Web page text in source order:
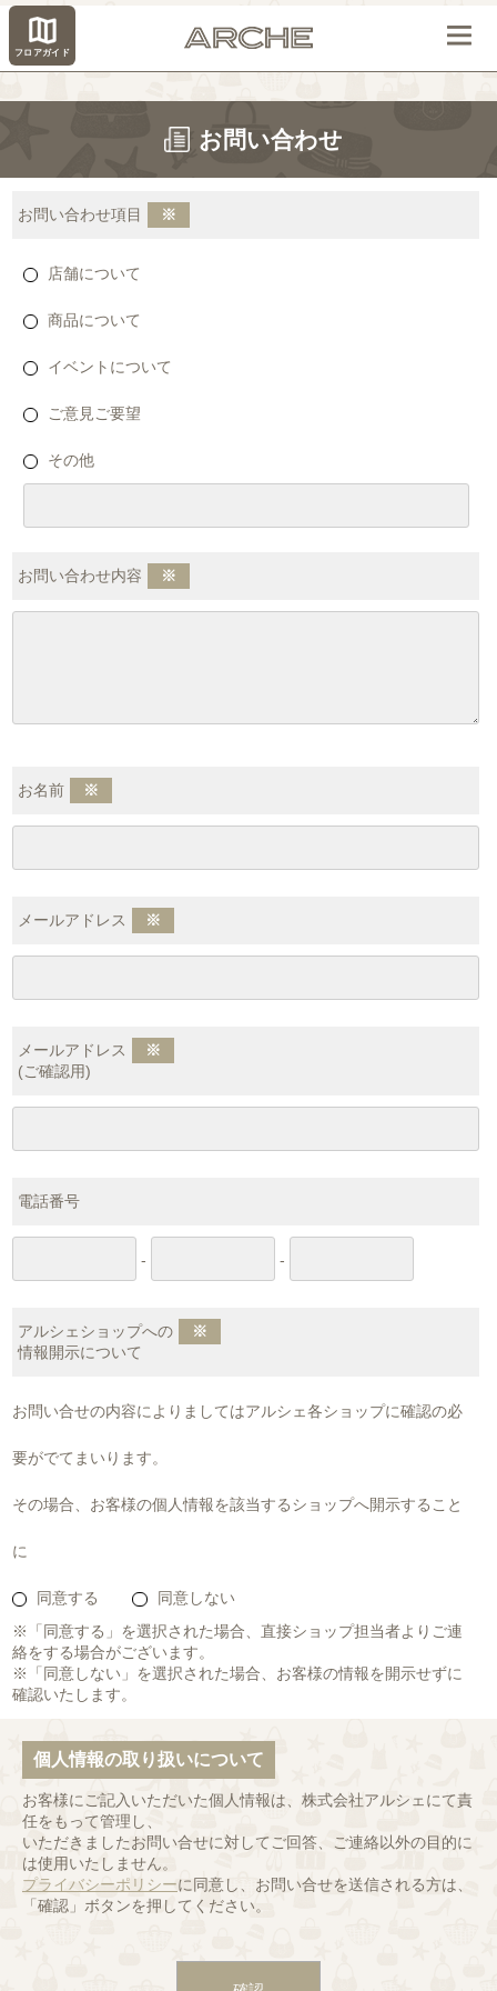
フロアガイド
お問い合わせ
お問い合わせ項目 ※
店舗について
商品について
イベントについて
ご意見ご要望
その他
お問い合わせ内容 ※
お名前 ※
メールアドレス ※
メールアドレス
(ご確認用)
※
電話番号
- -
アルシェショップへの
情報開示について
※
お問い合せの内容によりましてはアルシェ各ショップに確認の必
要がでてまいります。
その場合、お客様の個人情報を該当するショップへ開示すること
に
同意する
同意しない
※「同意する」を選択された場合、直接ショップ担当者よりご連
絡をする場合がございます。
※「同意しない」を選択された場合、お客様の情報を開示せずに
確認いたします。
個人情報の取り扱いについて
お客様にご記入いただいた個人情報は、株式会社アルシェにて責
任をもって管理し、
いただきましたお問い合せに対してご回答、ご連絡以外の目的に
は使用いたしません。
プライバシーポリシーに同意し、お問い合せを送信される方は、
「確認」ボタンを押してください。